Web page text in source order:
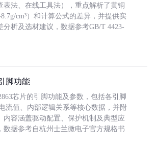
表法、在线工具法），重点解析了黄铜
cm³）和计算公式的差异，并提供实
分析及选材建议，数据参考GB/T 4423-
脚功能
芯片的引脚功能及参数，包括各引脚
流值、内部逻辑关系等核心数据，并附
内容涵盖驱动配置、保护机制及典型应
数据参考自杭州士兰微电子官方规格书